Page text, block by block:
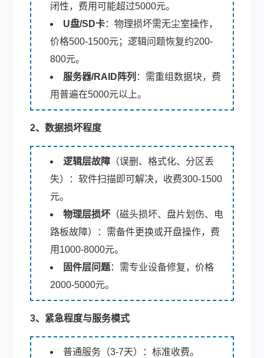
闭性，费用可能超过5000元。
U盘/SD卡：物理损坏需无尘室操作，
价格500-1500元；逻辑问题恢复约200-
800元。
服务器/RAID阵列 ：需重组数据块，费
用普遍在5000元以上。
2、数据损坏程度
逻辑层故障 （误删、格式化、分区丢
失）：软件扫描即可解决，收费300-1500
元。
物理层损坏 （磁头损坏、盘片划伤、电
路板故障）：需备件更换或开盘操作，费
用1000-8000元。
固件层问题：需专业设备修复，价格
2000-5000元。
3、紧急程度与服务模式
普通服务（3-7天）：标准收费。